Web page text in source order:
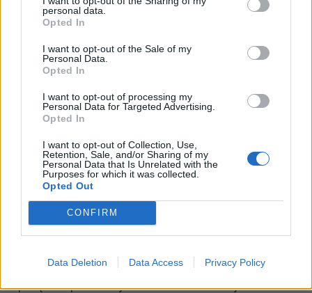
personal data.
Opted In
I want to opt-out of the Sale of my
Personal Data.
Opted In
I want to opt-out of processing my
Personal Data for Targeted Advertising.
Opted In
I want to opt-out of Collection, Use,
Retention, Sale, and/or Sharing of my
Personal Data that Is Unrelated with the
Purposes for which it was collected.
Opted Out
CONFIRM
Data Deletion Data Access Privacy Policy
Tai yra loterija. Taip kaupiant nėra garantijų, kad
senatvėje žmogus turės konkrečią pinigų sumą.
Pensiją mes suprantame kaip apibrėžtą pinigų sumą,
mokamą žmogui kiekvieną mėnesį. Ta suma didinama
priklausomai nuo to, kaip brangsta pragyvenimas.
Todėl valdžia turėtų pirmiausia rūpintis jomis ir tuo,
pragyvenimui. Tuomet II pakopa iš viso mažai kam
rūpėtų. Bet pastaruoju metu valdžia kalbėjo